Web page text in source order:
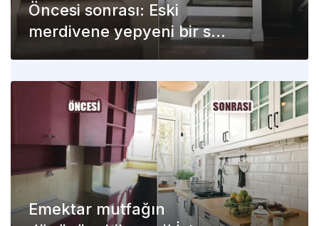
Öncesi sonrası: Eski
merdivene yepyeni bir stil
Emektar mutfağın